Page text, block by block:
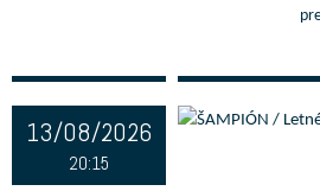
13/08/2026
20:15